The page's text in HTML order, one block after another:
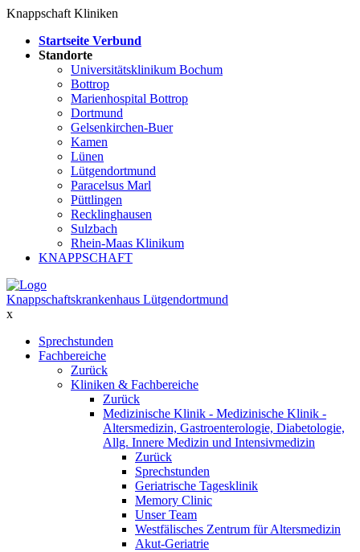
Knappschaft Kliniken
Startseite Verbund
Standorte
Universitätsklinikum Bochum
Bottrop
Marienhospital Bottrop
Dortmund
Gelsenkirchen-Buer
Kamen
Lünen
Lütgendortmund
Paracelsus Marl
Püttlingen
Recklinghausen
Sulzbach
Rhein-Maas Klinikum
KNAPPSCHAFT
Knappschaftskrankenhaus Lütgendortmund
x
Sprechstunden
Fachbereiche
Zurück
Kliniken & Fachbereiche
Zurück
Medizinische Klinik - Medizinische Klinik -
Altersmedizin, Gastroenterologie, Diabetologie,
Allg. Innere Medizin und Intensivmedizin
Zurück
Sprechstunden
Geriatrische Tagesklinik
Memory Clinic
Unser Team
Westfälisches Zentrum für Altersmedizin
Akut-Geriatrie